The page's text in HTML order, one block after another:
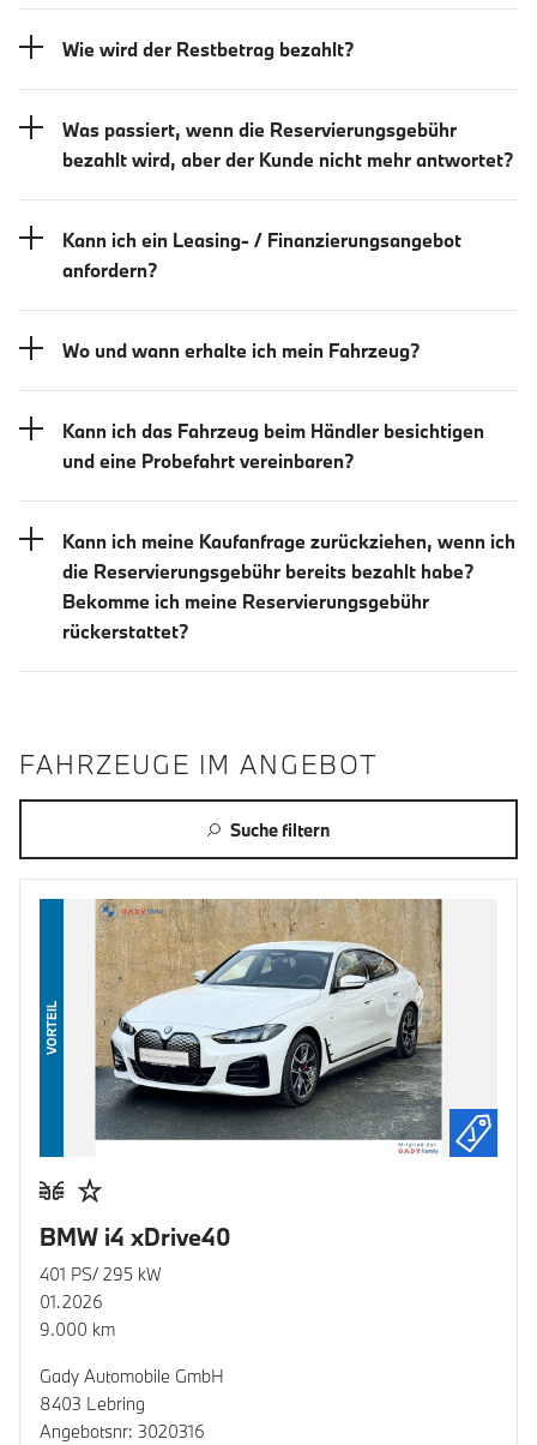
Wie wird der Restbetrag bezahlt?
Was passiert, wenn die Reservierungsgebühr
bezahlt wird, aber der Kunde nicht mehr antwortet?
Kann ich ein Leasing- / Finanzierungsangebot
anfordern?
Wo und wann erhalte ich mein Fahrzeug?
Kann ich das Fahrzeug beim Händler besichtigen
und eine Probefahrt vereinbaren?
Kann ich meine Kaufanfrage zurückziehen, wenn ich
die Reservierungsgebühr bereits bezahlt habe?
Bekomme ich meine Reservierungsgebühr
rückerstattet?
FAHRZEUGE IM ANGEBOT
Suche filtern
VORTEIL
BMW i4 xDrive40
401 PS/ 295 kW
01.2026
9.000 km
Gady Automobile GmbH
8403 Lebring
Angebotsnr: 3020316